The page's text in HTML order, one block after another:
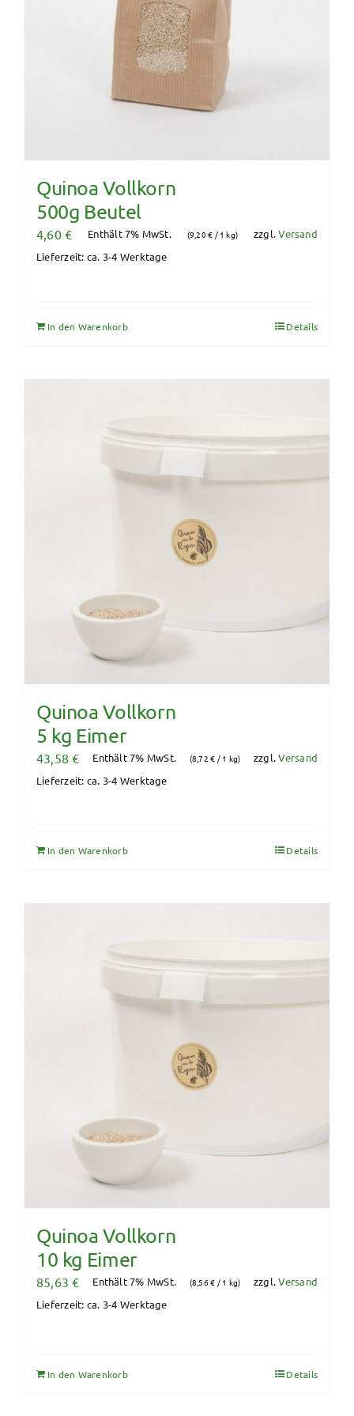
Quinoa Vollkorn
500g Beutel
4,60€ Enthält 7% MwSt. (9,20€ / 1 kg) zzgl.Versand
Lieferzeit: ca. 3-4 Werktage
In den Warenkorb Details
Quinoa Vollkorn
5 kg Eimer
43,58€ Enthält 7% MwSt. (8,72€ / 1 kg) zzgl.Versand
Lieferzeit: ca. 3-4 Werktage
In den Warenkorb Details
Quinoa Vollkorn
10 kg Eimer
85,63€ Enthält 7% MwSt. (8,56€ / 1 kg) zzgl.Versand
Lieferzeit: ca. 3-4 Werktage
In den Warenkorb Details